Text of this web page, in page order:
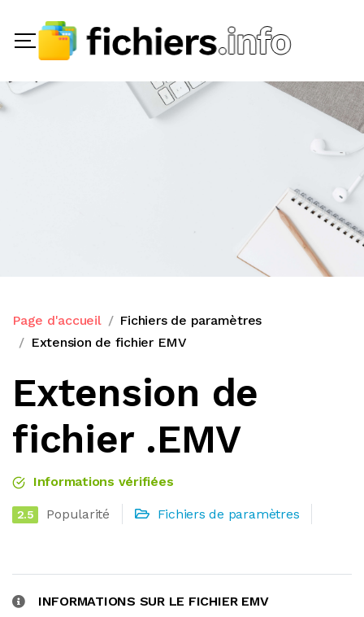
Page d'accueil
Fichiers de paramètres
Extension de fichier EMV
Extension de
fichier .EMV
Informations vérifiées
2.5 Popularité Fichiers de paramètres
INFORMATIONS SUR LE FICHIER EMV